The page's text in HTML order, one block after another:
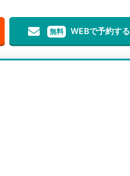
無料 WEBで予約する